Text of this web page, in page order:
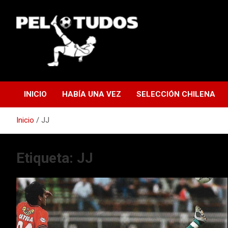
contenido
INICIO HABÍA UNA VEZ SELECCIÓN CHILENA
Inicio JJ
Etiqueta: JJ